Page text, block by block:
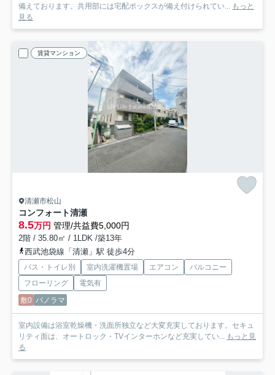
備えております。共用部には宅配ボックスが備え付けられてい...
もっと
見る
賃貸マンション
清瀬市松山
コンフォート清瀬
8.5万円 管理/共益費5,000円
2階 / 35.80㎡ / 1LDK /築13年
西武池袋線「清瀬」駅 徒歩4分
バス・トイレ別 室内洗濯機置場 エアコン
バルコニー
フローリング
電気有
敷0 パノラマ
室内設備は浴室乾燥機・洗面所独立など大変充実しております。セキュ
リティ面は、オートロック・TVインターホンなど充実してい...
もっと見
る